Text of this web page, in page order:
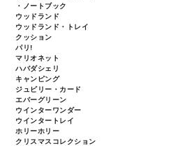
・ノートブック
ウッドランド
ウッドランド・トレイ
クッション
パリ!
マリオネット
ハバダシェリ
キャンピング
ジュビリー・カード
エバーグリーン
ウインターワンダー
ウインタートレイ
ホリーホリー
クリスマスコレクション